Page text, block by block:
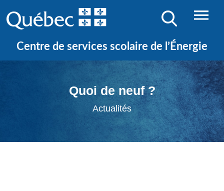
Centre de services scolaire de l’Énergie
Quoi de neuf ?
Actualités